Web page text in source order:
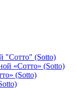
"Сотто" (Sotto)
«Сотто» (Sotto)
(Sotto)